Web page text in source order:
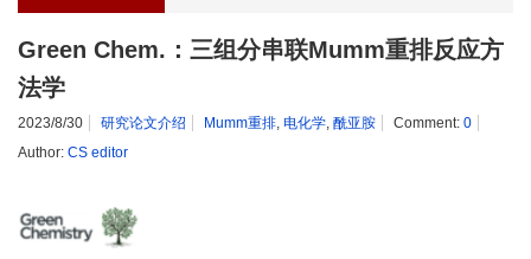
Green Chem.：三组分串联Mumm重排反应方
法学
2023/8/30 研究论文介绍 Mumm重排 电化学 酰亚胺 Comment: 0
Author: CS editor